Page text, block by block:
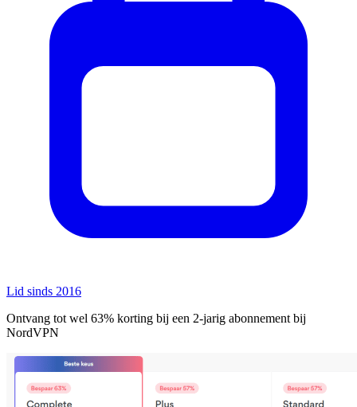
Lid sinds 2016
Ontvang tot wel 63% korting bij een 2-jarig abonnement bij
NordVPN